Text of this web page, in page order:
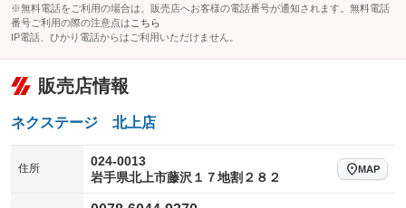
※無料電話をご利用の場合は、販売店へお客様の電話番号が通知されます。無料電話
番号ご利用の際の注意点は こちら
IP電話、ひかり電話からはご利用いただけません。
販売店情報
ネクステージ 北上店
住所
024-0013
岩手県北上市藤沢１７地割２８２
MAP